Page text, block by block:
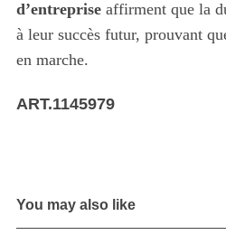
d’entrepriseaffirment que la
à leur succès futur, prouvant
en marche.
ART.1145979
You may also like